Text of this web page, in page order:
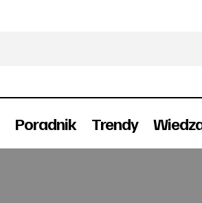
Poradnik Trendy